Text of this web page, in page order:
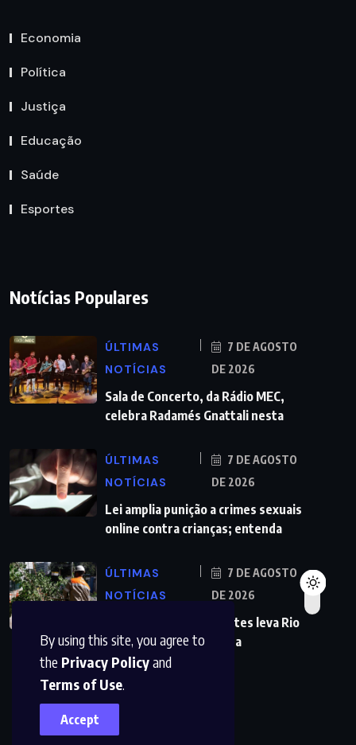
By using this site, you agree to
the Privacy Policyand
Terms of Use.
Accept
Economia
Política
Justiça
Educação
Saúde
Esportes
Notícias Populares
ÚLTIMAS
NOTÍCIAS
7 DE AGOSTO
DE 2026
Sala de Concerto, da Rádio MEC,
celebra Radamés Gnattali nesta
ÚLTIMAS
NOTÍCIAS
7 DE AGOSTO
DE 2026
Lei amplia punição a crimes sexuais
online contra crianças; entenda
ÚLTIMAS
NOTÍCIAS
7 DE AGOSTO
DE 2026
Previsão de ventos fortes leva Rio
a suspender aulas nesta